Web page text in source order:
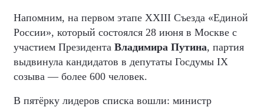
Напомним, на первом этапе XXIII Съезда «Единой
России», который состоялся 28 июня в Москве с
участием Президента Владимира Путина, партия
выдвинула кандидатов в депутаты Госдумы IX
созыва — более 600 человек.
В пятёрку лидеров списка вошли: министр